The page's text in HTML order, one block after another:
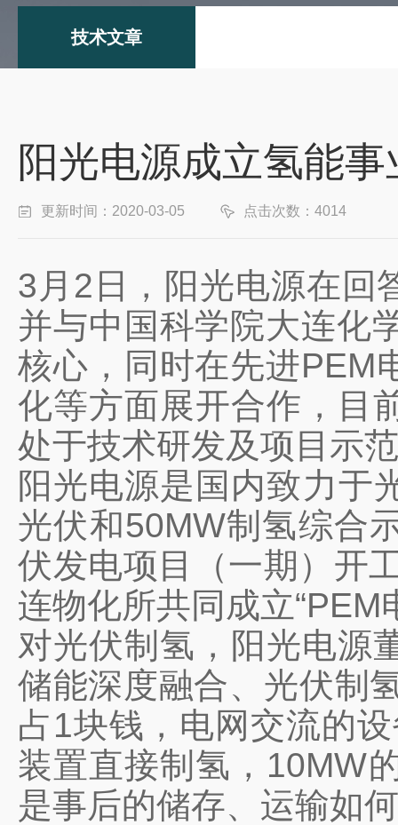
技术文章
阳光电源成立氢能
更新时间：2020-03-05 点击次数：4014
3月2日，阳光电源在回
并与中国科学院大连化
核心，同时在先进PEM
化等方面展开合作，目
处于技术研发及项目示
阳光电源是国内致力于
光伏和50MW制氢综合
伏发电项目
（一期）开
连物化所共同成立
对光伏制氢，阳光电源
储能深度融合、光伏制
占1块钱，电网交流的
装置直接制氢，10MW
是事后的储存、运输如